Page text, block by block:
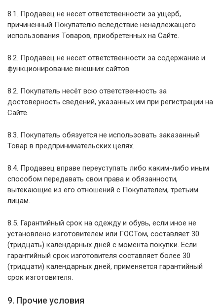
8.1. Продавец не несет ответственности за ущерб,
причиненный Покупателю вследствие ненадлежащего
использования Товаров, приобретенных на Сайте.
8.2. Продавец не несет ответственности за содержание и
функционирование внешних сайтов.
8.2. Покупатель несёт всю ответственность за
достоверность сведений, указанных им при регистрации на
Сайте.
8.3. Покупатель обязуется не использовать заказанный
Товар в предпринимательских целях.
8.4. Продавец вправе переуступать либо каким-либо иным
способом передавать свои права и обязанности,
вытекающие из его отношений с Покупателем, третьим
лицам.
8.5. Гарантийный срок на одежду и обувь, если иное не
установлено изготовителем или ГОСТом, составляет 30
(тридцать) календарных дней с момента покупки. Если
гарантийный срок изготовителя составляет более 30
(тридцати) календарных дней, применяется гарантийный
срок изготовителя.
9. Прочие условия